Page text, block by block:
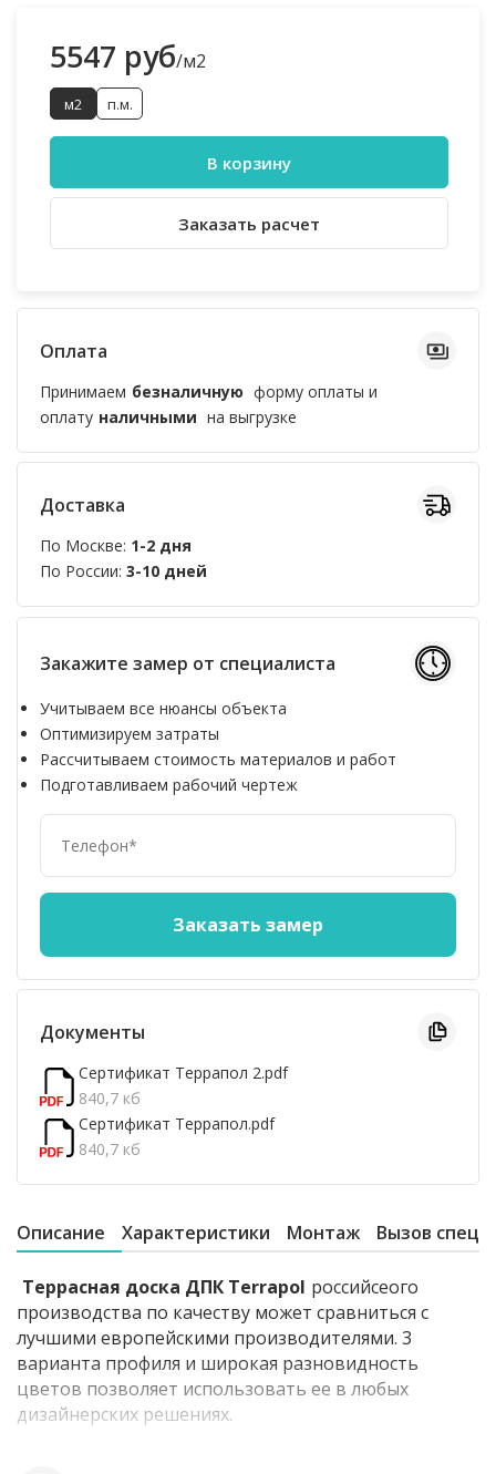
5547 руб/м2
м2 п.м.
В корзину
Заказать расчет
Оплата
Принимаем безналичную форму оплаты и
оплату наличными на выгрузке
Доставка
По Москве: 1-2 дня
По России: 3-10 дней
Закажите замер от специалиста
Учитываем все нюансы объекта
Оптимизируем затраты
Рассчитываем стоимость материалов и работ
Подготавливаем рабочий чертеж
Документы
Сертификат Террапол 2.pdf
840,7 кб
Сертификат Террапол.pdf
840,7 кб
Описание Характеристики Монтаж Вызов
Террасная доска ДПК Terrapol российсеого
производства по качеству может сравниться с
лучшими европейскими производителями. 3
варианта профиля и широкая разновидность
цветов позволяет использовать ее в любых
дизайнерских решениях.